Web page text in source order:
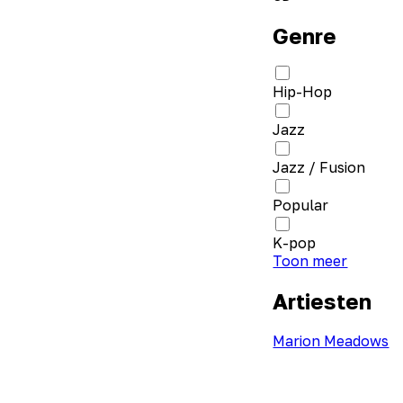
Genre
Hip-Hop
Jazz
Jazz / Fusion
Popular
K-pop
Toon meer
Artiesten
Marion Meadows